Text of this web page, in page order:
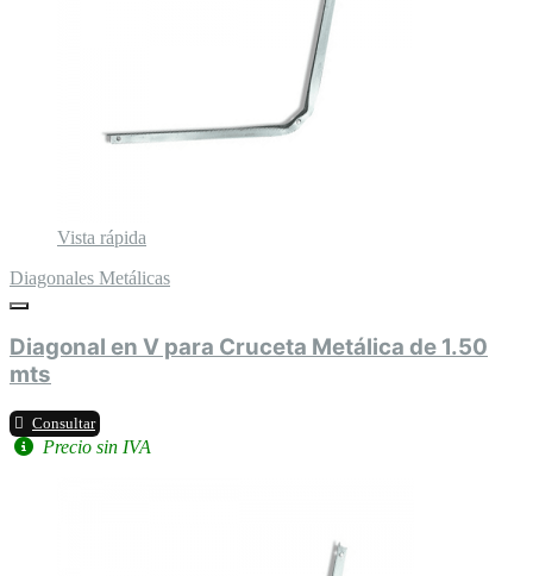
Vista rápida
Diagonales Metálicas
Diagonal en V para Cruceta Metálica de 1.50
mts
Consultar
Precio sin IVA